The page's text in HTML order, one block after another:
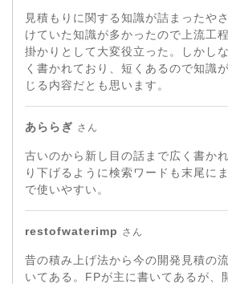
見積もりに関する知識が詰まったや
けていた知識が多かったので上流工
掛かりとして大変役立った。しかし
く書かれており、短くあるので知識
じる内容だとも思います。
あららぎ さん
古いのから新し目の話まで広く書か
り下げるように検索ワードも末尾に
で使いやすい。
restofwaterimp さん
昔の積み上げ法から今の開発見積の
いてある。FPが主に書いてあるが、